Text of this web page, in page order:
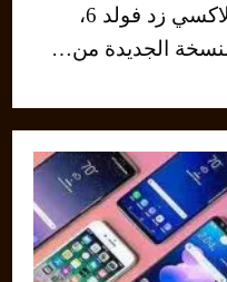
مفهوم - مواصفات هاتف جالاكسي زد فولد 6،
الجديدة من…